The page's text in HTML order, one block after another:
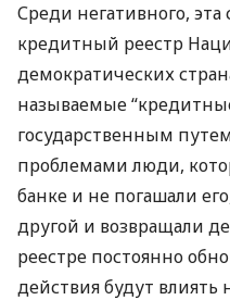
Среди негативного,
кредитный реестр
демократических
называемые
государственным
проблемами люди,
банке и не погашали
другой и возвращали
реестре постоянно
действия будут влиять